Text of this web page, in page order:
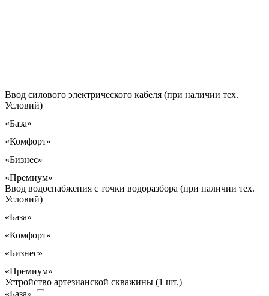
Ввод силового электрического кабеля (при наличии тех.
Условий)
«База»
«Комфорт»
«Бизнес»
«Премиум»
Ввод водоснабжения с точки водоразбора (при наличии тех.
Условий)
«База»
«Комфорт»
«Бизнес»
«Премиум»
Устройство артезианской скважины (1 шт.)